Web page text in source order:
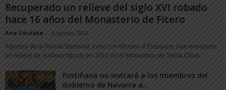
Recuperado un relieve del siglo XVI robado
hace 16 años del Monasterio de Fitero
Ana Córdoba - 4 agosto, 2026
Agentes de la Policía Nacional, junto con Mossos d’Esquadra, han entregado
un relieve de madera robado en 2010 en el Monasterio de Santa Clara...
Fustiñana no invitará a los miembros del
Gobierno de Navarra a...